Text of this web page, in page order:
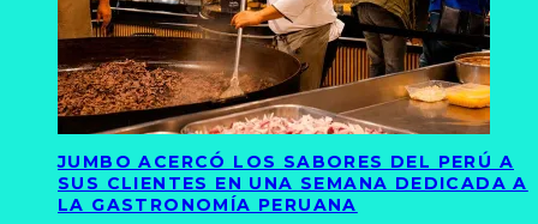
JUMBO ACERCÓ LOS SABORES DEL PERÚ A
SUS CLIENTES EN UNA SEMANA DEDICADA A
LA GASTRONOMÍA PERUANA